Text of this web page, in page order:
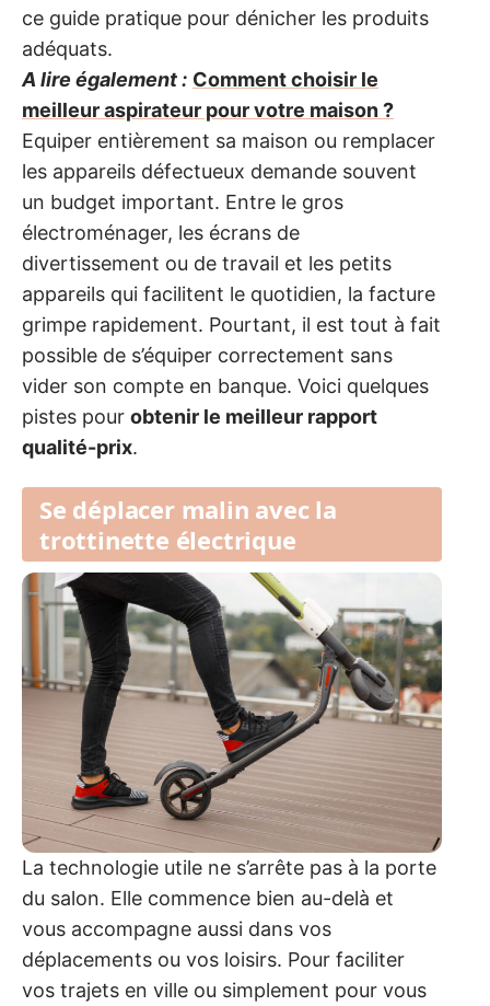
ce guide pratique pour dénicher les produits
adéquats.
A lire également : Comment choisir le
meilleur aspirateur pour votre maison ?
Equiper entièrement sa maison ou remplacer
les appareils défectueux demande souvent
un budget important. Entre le gros
électroménager, les écrans de
divertissement ou de travail et les petits
appareils qui facilitent le quotidien, la facture
grimpe rapidement. Pourtant, il est tout à fait
possible de s’équiper correctement sans
vider son compte en banque. Voici quelques
pistes pour obtenir le meilleur rapport
qualité-prix.
Se déplacer malin avec la
trottinette électrique
La technologie utile ne s’arrête pas à la porte
du salon. Elle commence bien au-delà et
vous accompagne aussi dans vos
déplacements ou vos loisirs. Pour faciliter
vos trajets en ville ou simplement pour vous